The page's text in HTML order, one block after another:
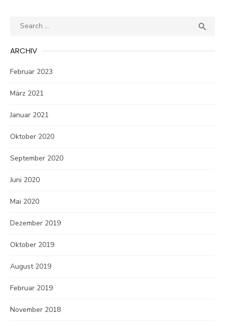
Search

ARCHIV
Februar 2023
März 2021
Januar 2021
Oktober 2020
September 2020
Juni 2020
Mai 2020
Dezember 2019
Oktober 2019
August 2019
Februar 2019
November 2018